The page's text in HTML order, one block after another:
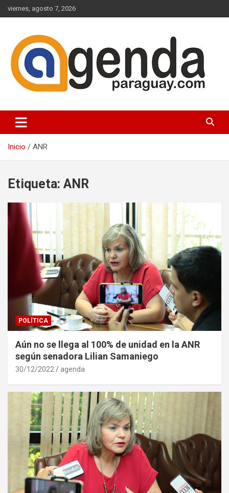
Saltar
al
viernes, agosto 7, 2026
Agenda Paraguay
Inicio ANR
Etiqueta: ANR
POLÍTICA
Aún no se llega al 100% de unidad en la ANR
según senadora Lilian Samaniego
30/12/2022 agenda